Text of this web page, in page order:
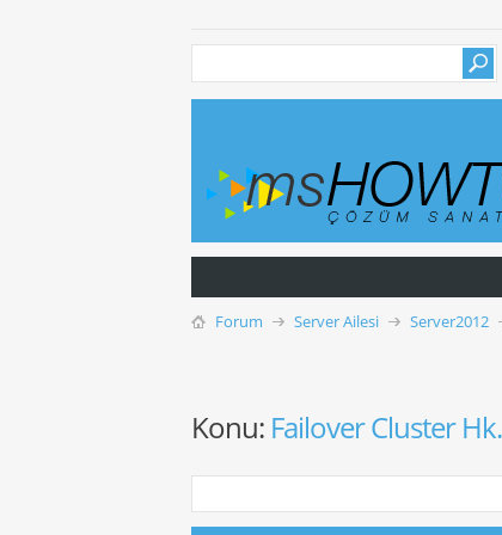
Forum Server Ailesi Server2012
Konu: Failover Cluster Hk.